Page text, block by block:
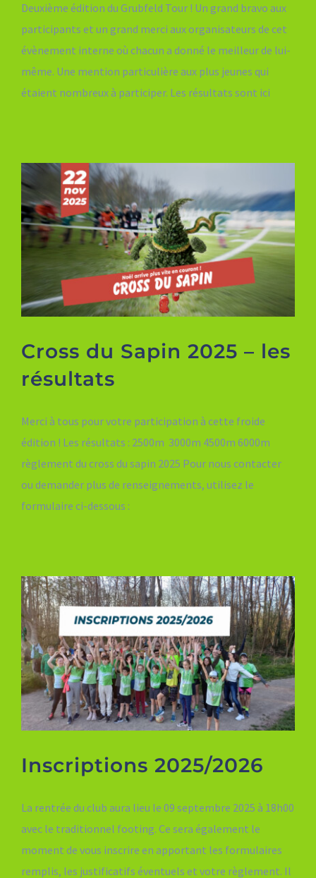
Deuxième édition du Grubfeld Tour ! Un grand bravo aux
participants et un grand merci aux organisateurs de cet
évènement interne où chacun a donné le meilleur de lui-
même. Une mention particulière aux plus jeunes qui
étaient nombreux à participer. Les résultats sont ici
Cross du Sapin 2025 – les
résultats
Merci à tous pour votre participation à cette froide
édition ! Les résultats : 2500m 3000m 4500m 6000m
règlement du cross du sapin 2025 Pour nous contacter
ou demander plus de renseignements, utilisez le
formulaire ci-dessous :
Inscriptions 2025/2026
La rentrée du club aura lieu le 09 septembre 2025 à 18h00
avec le traditionnel footing. Ce sera également le
moment de vous inscrire en apportant les formulaires
remplis, les justificatifs éventuels et votre règlement. Il